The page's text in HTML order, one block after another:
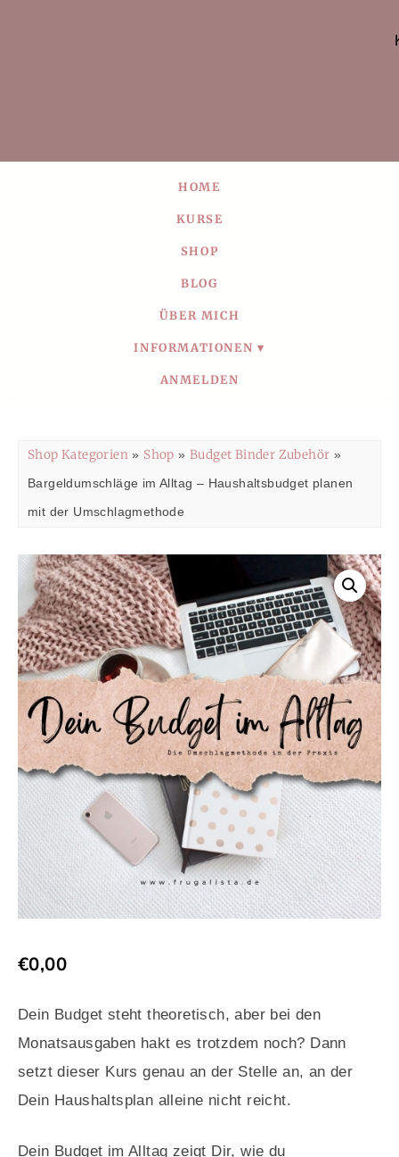
HOME
KURSE
SHOP
BLOG
ÜBER MICH
INFORMATIONEN
ANMELDEN
Shop Kategorien » Shop »Budget Binder Zubehör »
Bargeldumschläge im Alltag – Haushaltsbudget planen
mit der Umschlagmethode
€0,00
Dein Budget steht theoretisch, aber bei den
Monatsausgaben hakt es trotzdem noch? Dann
setzt dieser Kurs genau an der Stelle an, an der
Dein Haushaltsplan alleine nicht reicht.
Dein Budget im Alltag zeigt Dir, wie du